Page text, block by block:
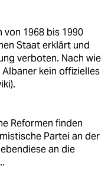
von 1968 bis 1990
Staat erklärt und
verboten. Nach wie
kein offizielles
Reformen finden
Partei an der
an die